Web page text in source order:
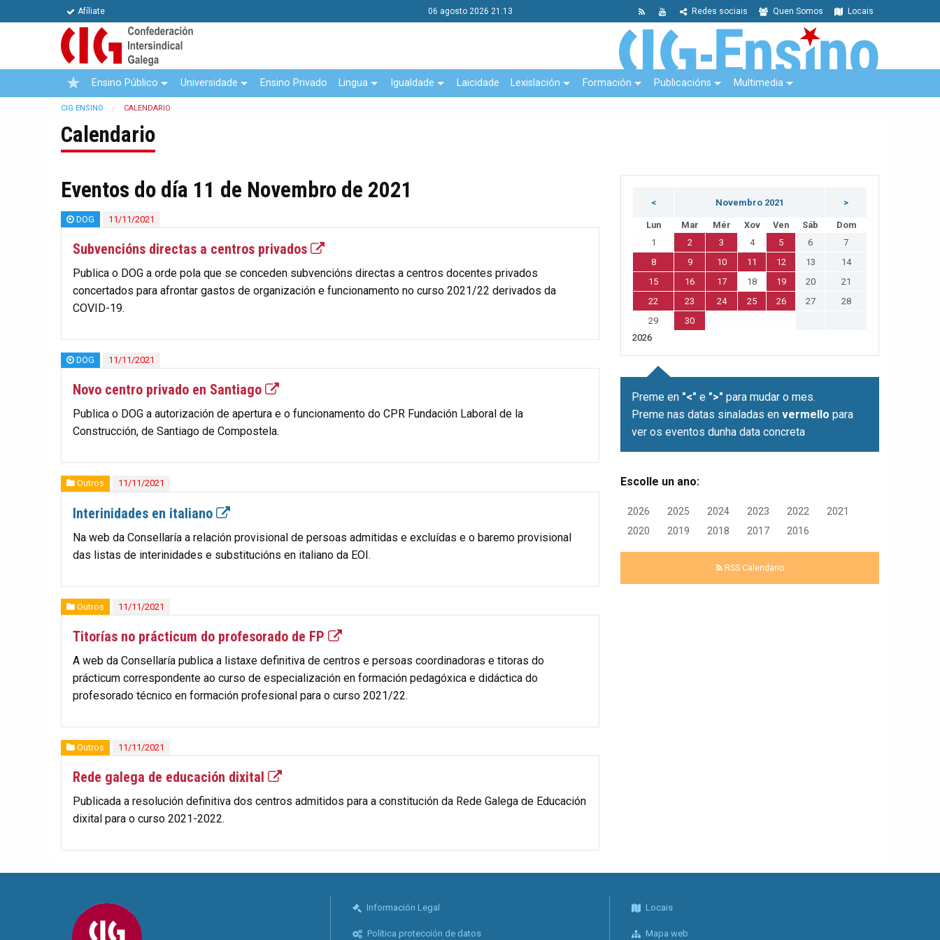
Afíliate 06 agosto 2026 21:13 Locais
Quen Somos
Redes sociais
Ensino Público Universidade Ensino Privado Lingua Igualdade Laicidade Lexislación Formación Publicacións Multimedia
CIG ENSINO CALENDARIO
Calendario
Eventos do día 11 de Novembro de 2021
DOG 11/11/2021
Subvencións directas a centros privados
Publica o DOG a orde pola que se conceden subvencións directas a centros docentes privados
concertados para afrontar gastos de organización e funcionamento no curso 2021/22 derivados da
COVID-19.
DOG 11/11/2021
Novo centro privado en Santiago
Publica o DOG a autorización de apertura e o funcionamento do CPR Fundación Laboral de la
Construcción, de Santiago de Compostela.
Outros 11/11/2021
Interinidades en italiano
Na web da Consellaría a relación provisional de persoas admitidas e excluídas e o baremo provisional
das listas de interinidades e substitucións en italiano da EOI.
Outros 11/11/2021
Titorías no prácticum do profesorado de FP
A web da Consellaría publica a listaxe definitiva de centros e persoas coordinadoras e titoras do
prácticum correspondente ao curso de especialización en formación pedagóxica e didáctica do
profesorado técnico en formación profesional para o curso 2021/22.
Outros 11/11/2021
Rede galega de educación dixital
Publicada a resolución definitiva dos centros admitidos para a constitución da Rede Galega de Educación
dixital para o curso 2021-2022.
< Novembro 2021 >
Lun Mar Mér Xov Ven Sáb
Dom
1
2 3 4 5 6
7
8
9 10 11 12 13
14
15
16 17 18 19 20
21
22
23 24 25 26 27
28
29
30
2026
Preme en "<" e ">" para mudar o mes.
Preme nas datas sinaladas en vermello para
ver os eventos dunha data concreta
Escolle un ano:
2026 2025 2024 2023 2022
2021
2020
2019 2018 2017 2016
RSS Calendario
Información Legal
Política protección de datos
Locais
Mapa web